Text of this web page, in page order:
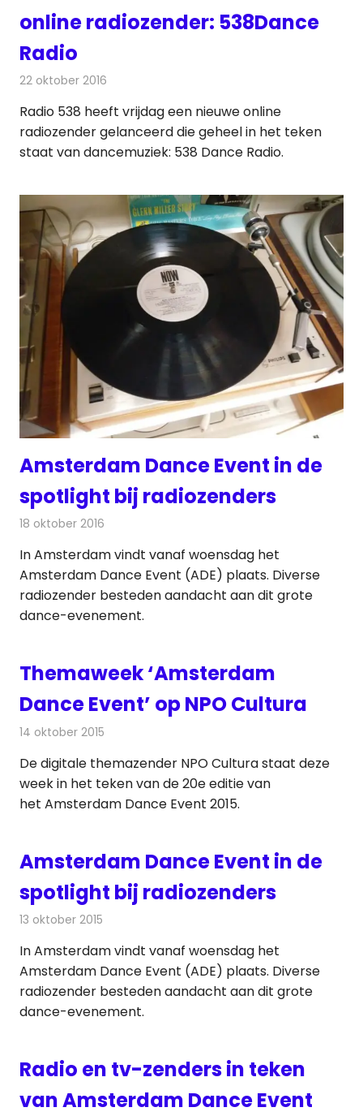
online radiozender: 538Dance
Radio
22 oktober 2016
Radio 538 heeft vrijdag een nieuwe online
radiozender gelanceerd die geheel in het teken
staat van dancemuziek: 538 Dance Radio.
Amsterdam Dance Event in de
spotlight bij radiozenders
18 oktober 2016
In Amsterdam vindt vanaf woensdag het
Amsterdam Dance Event (ADE) plaats. Diverse
radiozender besteden aandacht aan dit grote
dance-evenement.
Themaweek ‘Amsterdam
Dance Event’ op NPO Cultura
14 oktober 2015
De digitale themazender NPO Cultura staat deze
week in het teken van de 20e editie van
het Amsterdam Dance Event 2015.
Amsterdam Dance Event in de
spotlight bij radiozenders
13 oktober 2015
In Amsterdam vindt vanaf woensdag het
Amsterdam Dance Event (ADE) plaats. Diverse
radiozender besteden aandacht aan dit grote
dance-evenement.
Radio en tv-zenders in teken
van Amsterdam Dance Event